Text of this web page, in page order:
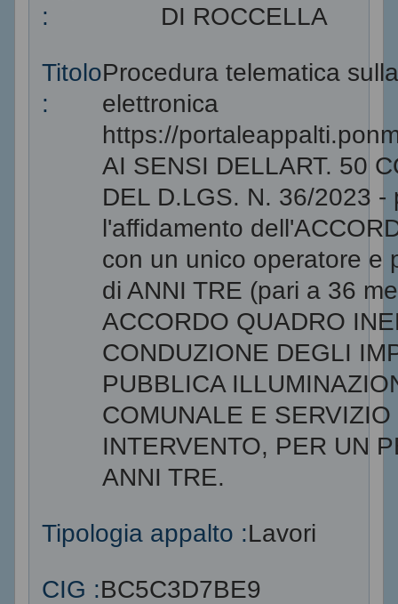
:
DI ROCCELLA
Titolo
:
Procedura telematica
elettronica
https://
AI SENSI DELLART. 50
DEL D.LGS. N. 36/2023 -
l'affidamento
con un unico operatore e
di ANNI TRE (pari a 36
ACCORDO QUADRO
CONDUZIONE DEGLI
PUBBLICA
COMUNALE E
INTERVENTO, PER UN
ANNI TRE.
Tipologia appalto :Lavori
CIG :BC5C3D7BE9